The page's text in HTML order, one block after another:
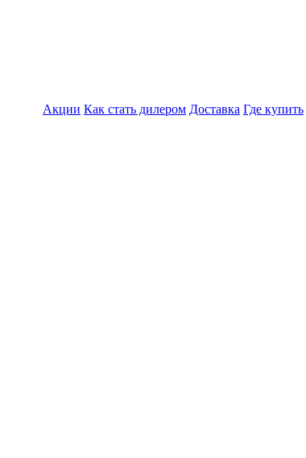
Акции Как стать дилером Доставка Где купить